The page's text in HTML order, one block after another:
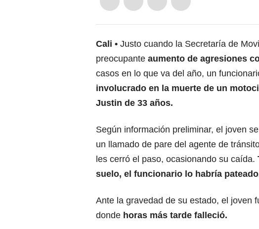
Cali
Justo cuando la Secretaría de
preocupante aumento de agresiones
casos en lo que va del año, un
involucrado en la muerte de un
Justin de 33 años.
Según información preliminar, el joven
un llamado de pare del agente de
les cerró el paso, ocasionando su caída.
suelo, el funcionario lo habría
Ante la gravedad de su estado, el joven
donde horas más tarde falleció.